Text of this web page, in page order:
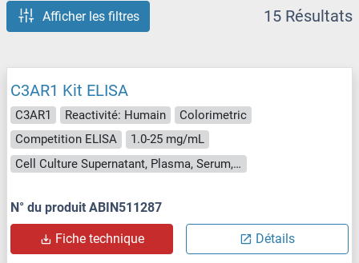
Afficher les filtres 15 Résultats
C3AR1 Kit ELISA
C3AR1 Reactivité: Humain
Colorimetric
Competition ELISA
1.0-25 mg/mL
Cell Culture Supernatant, Plasma, Serum, Tissue Homogenate
N° du produit ABIN511287
Fiche technique Détails